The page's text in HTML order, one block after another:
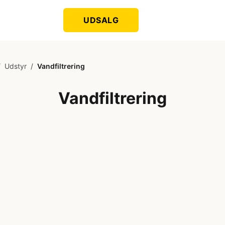
UDSALG
Udstyr / Vandfiltrering
Vandfiltrering